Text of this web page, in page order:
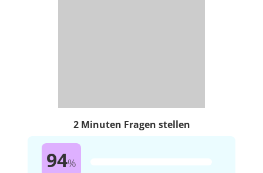
2 Minuten Fragen stellen
94%